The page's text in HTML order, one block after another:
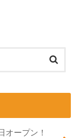
オープン！